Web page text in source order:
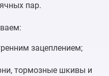
пар.
зацеплением;
тормозные шкивы и